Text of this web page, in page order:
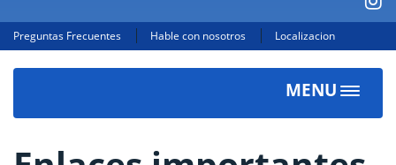
Preguntas Frecuentes Hable con nosotros Localizacion
MENU
Toggle